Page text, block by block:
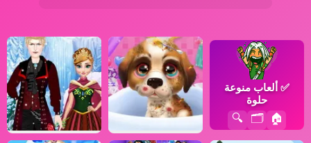
✅ ألعاب منوعة
حلوة
🏠
🗂️
🔍